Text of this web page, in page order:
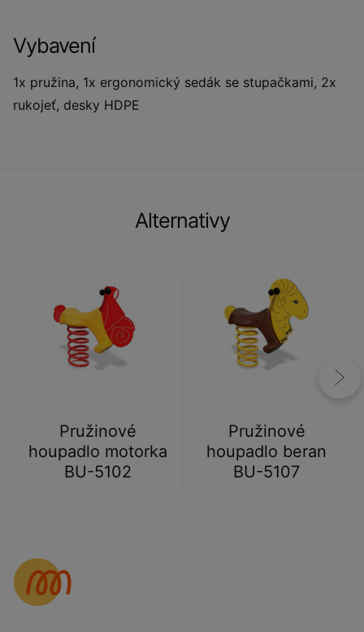
Vybavení
1x pružina, 1x ergonomický sedák se stupačkami, 2x
rukojeť, desky HDPE
Alternativy
Pružinové
houpadlo motorka
BU-5102
Pružinové
houpadlo beran
BU-5107